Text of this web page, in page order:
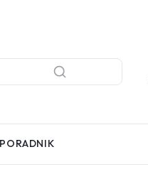
PORADNIK